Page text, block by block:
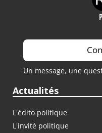
Un message, une
Actualités
L'édito politique
L'invité politique